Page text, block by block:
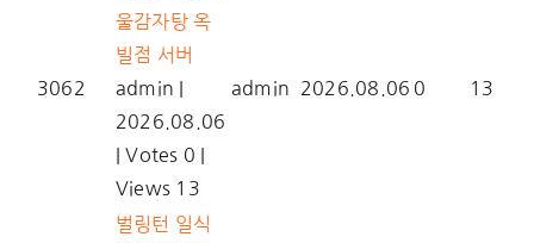
3062
울감자탕 옥
빌점 서버
admin
2026.08.06
Votes 0
Views 13
admin 2026.08.06 0 13
벌링턴 일식